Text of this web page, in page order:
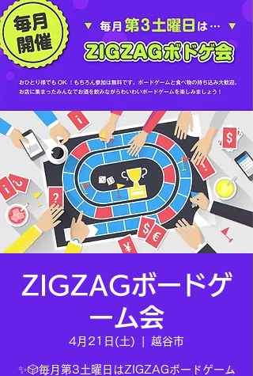
ZIGZAGボードゲ
ーム会
4月21日(土) 越谷市
✨🎲毎月第3土曜日はZIGZAGボードゲーム